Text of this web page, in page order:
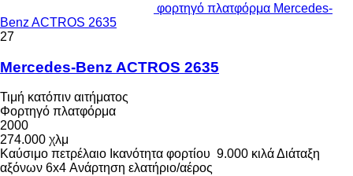
φορτηγό πλατφόρμα Mercedes-
Benz ACTROS 2635
27
Mercedes-Benz ACTROS 2635
Τιμή κατόπιν αιτήματος
Φορτηγό πλατφόρμα
2000
274.000 χλμ
Καύσιμο πετρέλαιο Ικανότητα φορτίου 9.000 κιλάΔιάταξη
αξόνων 6x4 Ανάρτηση ελατήριο/αέρος